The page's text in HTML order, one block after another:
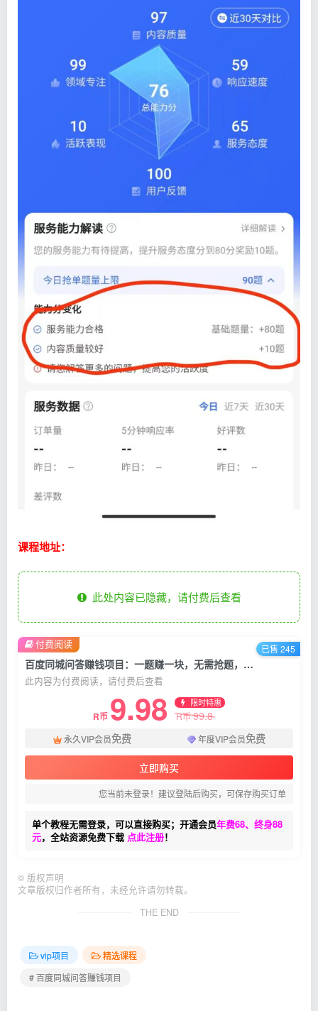
课程地址：
此处内容已隐藏，请付费后查看
百度同城问答赚钱项目：一题赚一块，无需抢题，实测纯手动一天80块
此内容为付费阅读，请付费后查看
R币 9.98 限时特惠
R币99.8
永久VIP会员免费 年度VIP会员免费
立即购买
您当前未登录！建议登陆后购买，可保存购买订单
单个教程无需登录，可以直接购买；开通会员年费68、终身88
元，全站资源免费下载 点此注册！
付费阅读 已售 245
© 版权声明
文章版权归作者所有，未经允许请勿转载。
THE END
vip项目
精选课程
# 百度同城问答赚钱项目